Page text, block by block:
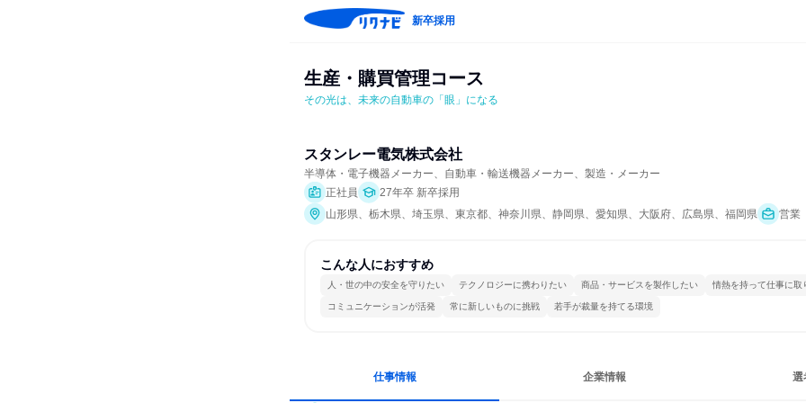
新卒採用
生産・購買管理コース
その光は、未来の自動車の「眼」になる
スタンレー電気株式会社
半導体・電子機器メーカー、自動車・輸送機器メーカー、製造・メーカー
正社員
27年卒 新卒採用
山形県、栃木県、埼玉県、東京都、神奈川県、静岡県、愛知県、大阪府、広島県、福岡県
営業
こんな人におすすめ
人・世の中の安全を守りたい テクノロジーに携わりたい 商品・サービスを製作したい 情熱を持って仕事に取
コミュニケーションが活発 常に新しいものに挑戦 若手が裁量を持てる環境
仕事情報 企業情報 選